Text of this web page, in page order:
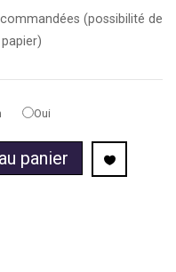
commandées (possibilité de
Oui
panier